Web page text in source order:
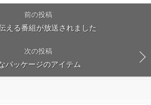
前の投稿
える番組が放送されました
次の投稿
パッケージのアイテム